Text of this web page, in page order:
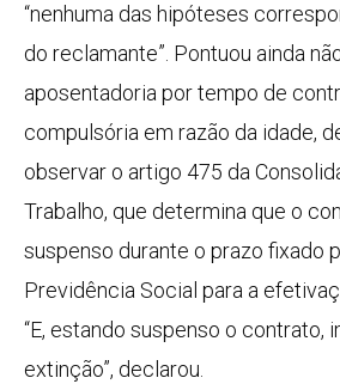
“nenhuma das hipóteses
do reclamante”. Pontuou ainda
aposentadoria por tempo de
compulsória em razão da idade,
observar o artigo 475 da
Trabalho, que determina que o
suspenso durante o prazo fixado
Previdência Social para a
“E, estando suspenso o contrato,
extinção”, declarou.